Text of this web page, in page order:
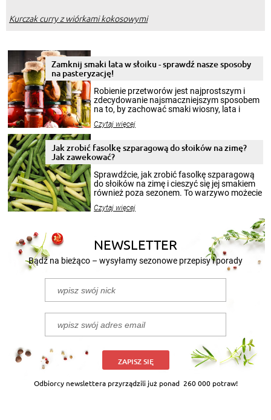
Kurczak curry z wiórkami kokosowymi
Zamknij smaki lata w słoiku - sprawdź nasze sposoby
na pasteryzację!
Robienie przetworów jest najprostszym i
zdecydowanie najsmaczniejszym sposobem
na to, by zachować smaki wiosny, lata i
krajobrazów, by cieszyć nimi oko w sezonie
pełni poczuć atmosferę cieplejszych
miesięcy. Przygotowanie słoików ze
patenty, które pozwolą zachować świeżość
przetworów.
Czytaj więcej
Jak zrobić fasolkę szparagową do słoików na zimę?
Jak zawekować?
Sprawdźcie, jak zrobić fasolkę szparagową
do słoików na zimę i cieszyć się jej smakiem
również poza sezonem. To warzywo możecie
nasze propozycje!
Czytaj więcej
NEWSLETTER
Bądź na bieżąco – wysyłamy sezonowe przepisy i porady
ZAPISZ SIĘ
Odbiorcy newslettera przyrządzili już ponad 260 000 potraw!